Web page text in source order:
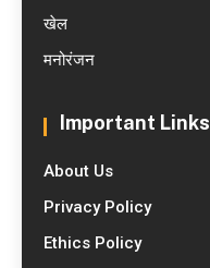
खेल
मनोरंजन
Important Links
About Us
Privacy Policy
Ethics Policy